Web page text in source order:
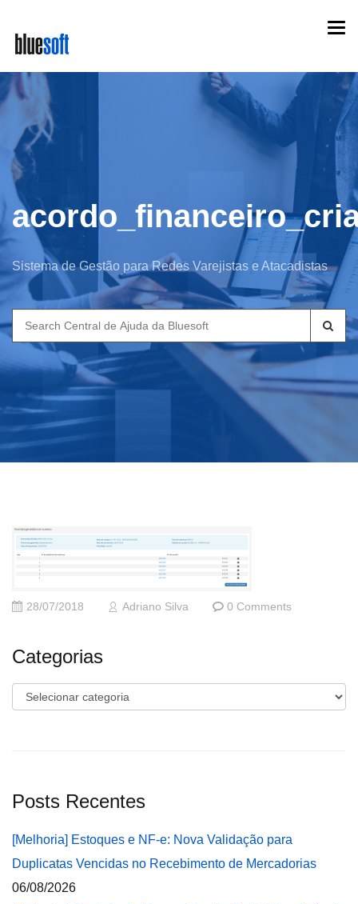
main
content
Sistema de Gestão para Redes Varejistas e Atacadistas
Search
for:
28/07/2018 Adriano Silva 0 Comments
Categorias
Categorias
Posts Recentes
[Melhoria] Estoques e NF-e: Nova Validação para
Duplicatas Vencidas no Recebimento de Mercadorias
06/08/2026